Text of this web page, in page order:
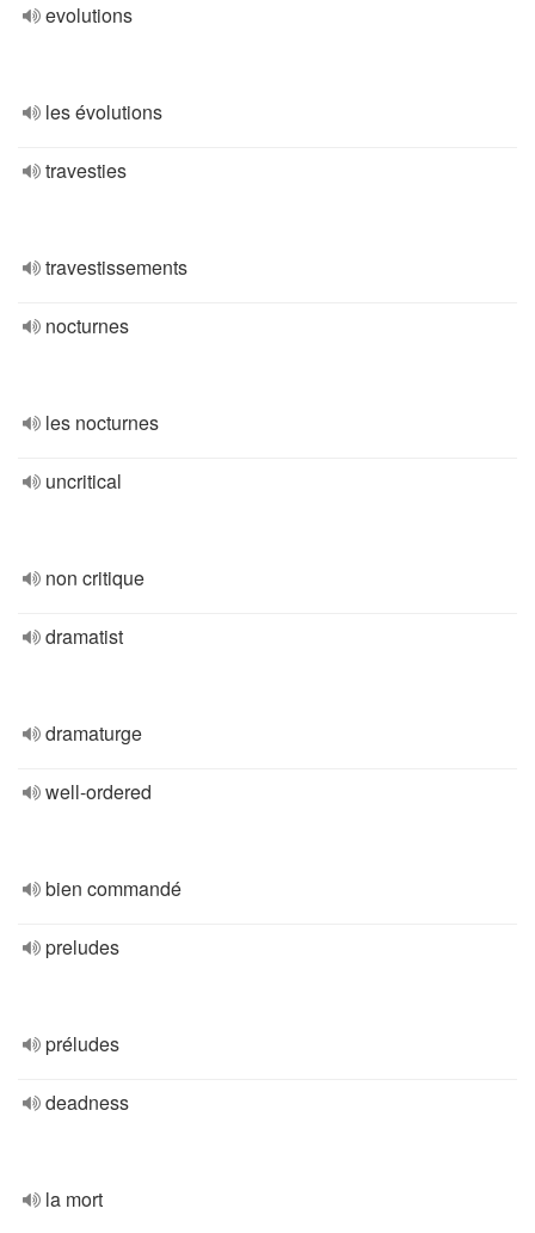
evolutions
les évolutions
travesties
travestissements
nocturnes
les nocturnes
uncritical
non critique
dramatist
dramaturge
well-ordered
bien commandé
preludes
préludes
deadness
la mort